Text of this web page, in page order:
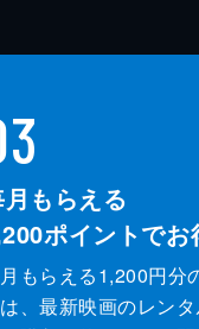
もらえる
ポイントでお
もらえる1,200円分
は、最新映画のレン